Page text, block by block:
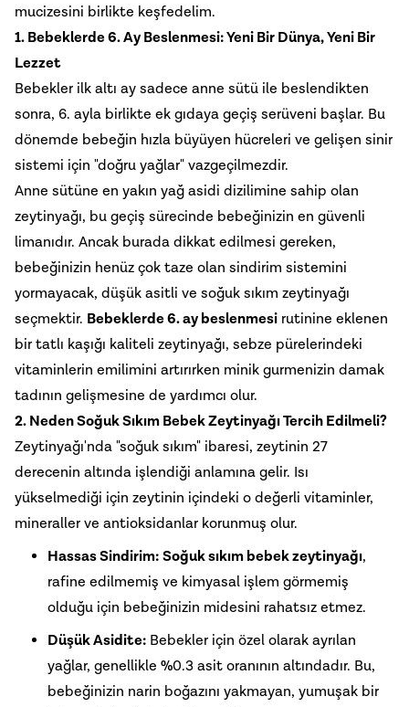
mucizesini birlikte keşfedelim.
1. Bebeklerde 6. Ay Beslenmesi: Yeni Bir Dünya, Yeni Bir
Lezzet
Bebekler ilk altı ay sadece anne sütü ile beslendikten
sonra, 6. ayla birlikte ek gıdaya geçiş serüveni başlar. Bu
dönemde bebeğin hızla büyüyen hücreleri ve gelişen sinir
sistemi için "doğru yağlar" vazgeçilmezdir.
Anne sütüne en yakın yağ asidi dizilimine sahip olan
zeytinyağı, bu geçiş sürecinde bebeğinizin en güvenli
limanıdır. Ancak burada dikkat edilmesi gereken,
bebeğinizin henüz çok taze olan sindirim sistemini
yormayacak, düşük asitli ve soğuk sıkım zeytinyağı
seçmektir. Bebeklerde 6. ay beslenmesi rutinine eklenen
bir tatlı kaşığı kaliteli zeytinyağı, sebze pürelerindeki
vitaminlerin emilimini artırırken minik gurmenizin damak
tadının gelişmesine de yardımcı olur.
2. Neden Soğuk Sıkım Bebek Zeytinyağı Tercih Edilmeli?
Zeytinyağı'nda "soğuk sıkım" ibaresi, zeytinin 27
derecenin altında işlendiği anlamına gelir. Isı
yükselmediği için zeytinin içindeki o değerli vitaminler,
mineraller ve antioksidanlar korunmuş olur.
Hassas Sindirim:Soğuk sıkım bebek zeytinyağı,
rafine edilmemiş ve kimyasal işlem görmemiş
olduğu için bebeğinizin midesini rahatsız etmez.
Düşük Asidite: Bebekler için özel olarak ayrılan
yağlar, genellikle %0.3 asit oranının altındadır. Bu,
bebeğinizin narin boğazını yakmayan, yumuşak bir